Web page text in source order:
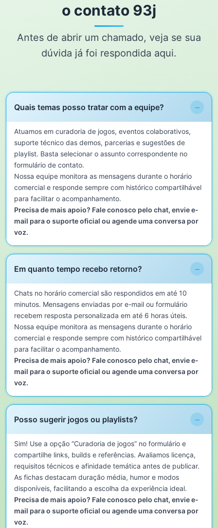
o contato 93j
Antes de abrir um chamado, veja se sua
dúvida já foi respondida aqui.
Quais temas posso tratar com a equipe? −
Atuamos em curadoria de jogos, eventos colaborativos,
suporte técnico das demos, parcerias e sugestões de
playlist. Basta selecionar o assunto correspondente no
formulário de contato.
Nossa equipe monitora as mensagens durante o horário
comercial e responde sempre com histórico compartilhável
para facilitar o acompanhamento.
Precisa de mais apoio? Fale conosco pelo chat, envie e-
mail para o suporte oficial ou agende uma conversa por
voz.
Em quanto tempo recebo retorno? −
Chats no horário comercial são respondidos em até 10
minutos. Mensagens enviadas por e-mail ou formulário
recebem resposta personalizada em até 6 horas úteis.
Nossa equipe monitora as mensagens durante o horário
comercial e responde sempre com histórico compartilhável
para facilitar o acompanhamento.
Precisa de mais apoio? Fale conosco pelo chat, envie e-
mail para o suporte oficial ou agende uma conversa por
voz.
Posso sugerir jogos ou playlists? −
Sim! Use a opção “Curadoria de jogos” no formulário e
compartilhe links, builds e referências. Avaliamos licença,
requisitos técnicos e afinidade temática antes de publicar.
As fichas destacam duração média, humor e modos
disponíveis, facilitando a escolha da experiência ideal.
Precisa de mais apoio? Fale conosco pelo chat, envie e-
mail para o suporte oficial ou agende uma conversa por
voz.